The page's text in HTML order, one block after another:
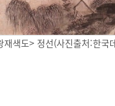
재색도> 정선(사진출처:한국